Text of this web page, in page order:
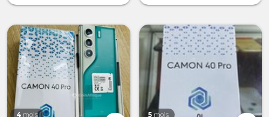
4 mois 5 mois